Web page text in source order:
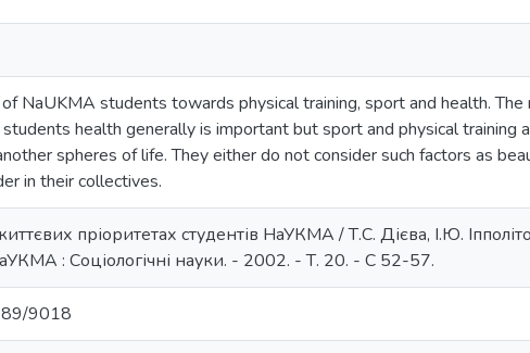
NaUKMA students towards physical training, sport and health.
health generally is important but sport and physical training
spheres of life. They either do not consider such factors as
in their collectives.
пріоритетах студентів НаУКМА / Т.С. Дієва, І.Ю.
: Соціологічні науки. - 2002. - Т. 20. - С 52-57.
9018